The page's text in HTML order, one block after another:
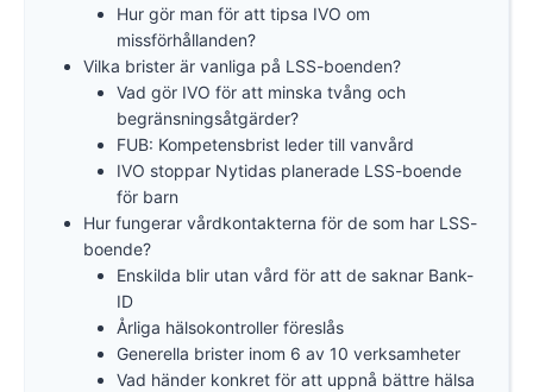
Hur gör man för att tipsa IVO om
missförhållanden?
Vilka brister är vanliga på LSS-boenden?
Vad gör IVO för att minska tvång och
begränsningsåtgärder?
FUB: Kompetensbrist leder till vanvård
IVO stoppar Nytidas planerade LSS-boende
för barn
Hur fungerar vårdkontakterna för de som har LSS-
boende?
Enskilda blir utan vård för att de saknar Bank-
ID
Årliga hälsokontroller föreslås
Generella brister inom 6 av 10 verksamheter
Vad händer konkret för att uppnå bättre hälsa